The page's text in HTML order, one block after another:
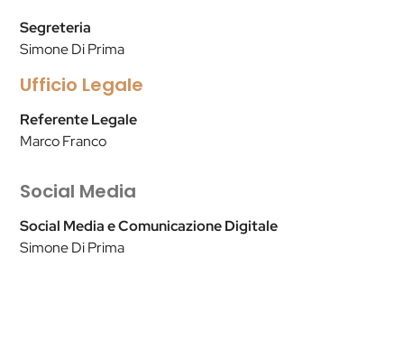
Segreteria
Simone Di Prima
Ufficio Legale
Referente Legale
Marco Franco
Social Media
Social Media e Comunicazione Digitale
Simone Di Prima